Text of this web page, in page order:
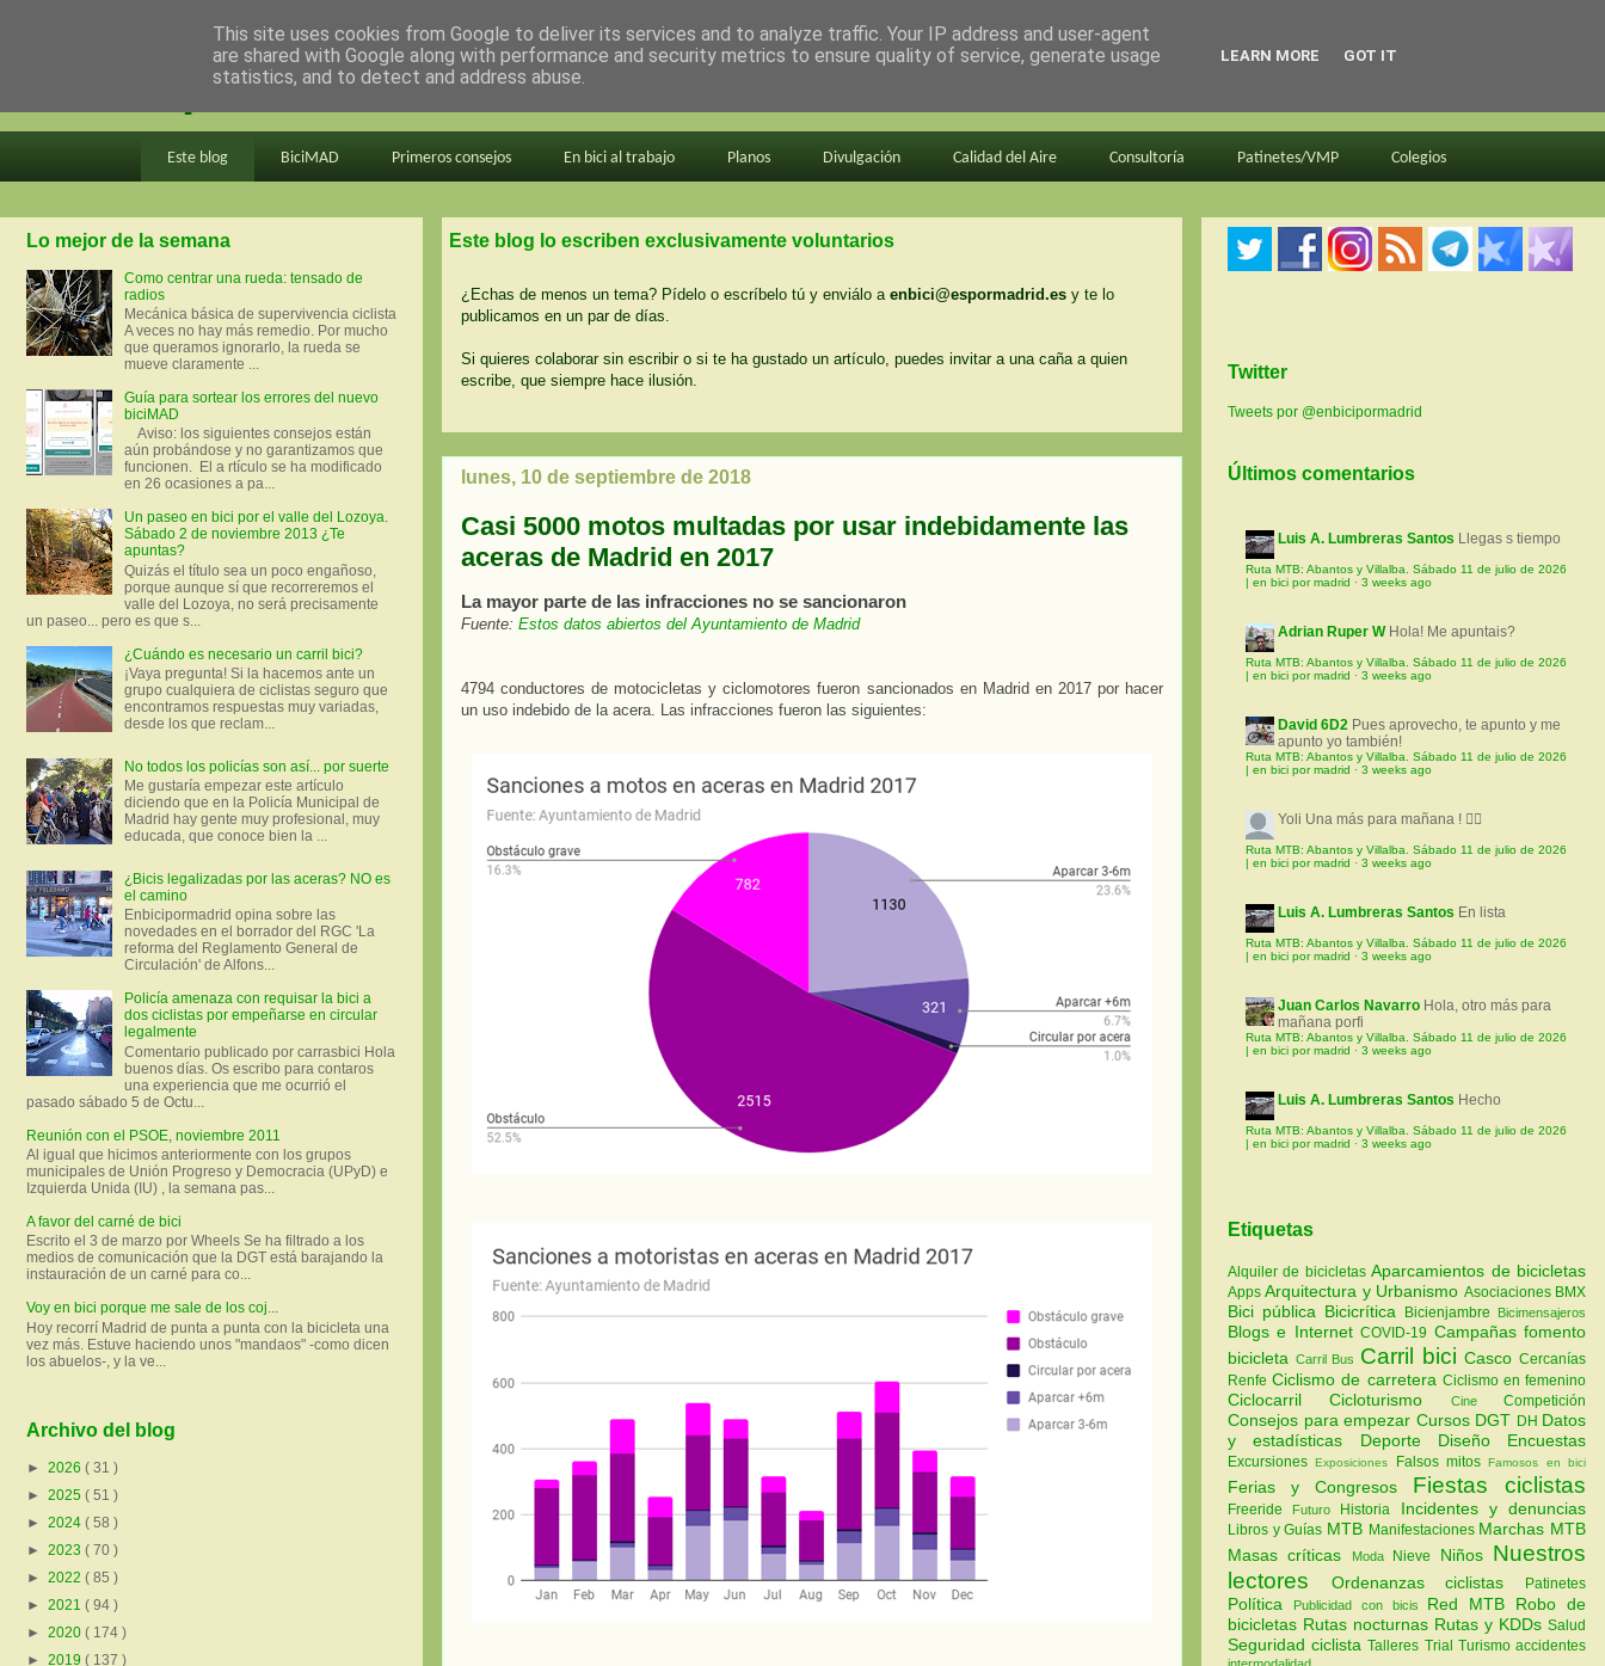
en bici por madrid
Este blog BiciMAD Primeros consejos En bici al trabajo Planos Divulgación Calidad del Aire Consultoría Patinetes/VMP Colegios
Este blog lo escriben exclusivamente voluntarios
¿Echas de menos un tema? Pídelo o escríbelo tú y enviálo a enbici@espormadrid.es y te lo
publicamos en un par de días.
Si quieres colaborar sin escribir o si te ha gustado un artículo, puedes invitar a una caña a quien
escribe, que siempre hace ilusión.
lunes, 10 de septiembre de 2018
Casi 5000 motos multadas por usar indebidamente las
aceras de Madrid en 2017
La mayor parte de las infracciones no se sancionaron
Fuente: Estos datos abiertos del Ayuntamiento de Madrid
4794 conductores de motocicletas y ciclomotores fueron sancionados en Madrid en 2017 por hacer
un uso indebido de la acera. Las infracciones fueron las siguientes:
Lo mejor de la semana
Como centrar una rueda: tensado de
radios
Mecánica básica de supervivencia ciclista
A veces no hay más remedio. Por mucho
que queramos ignorarlo, la rueda se
mueve claramente ...
Guía para sortear los errores del nuevo
biciMAD
Aviso: los siguientes consejos están
aún probándose y no garantizamos que
funcionen. El a rtículo se ha modificado
en 26 ocasiones a pa...
Un paseo en bici por el valle del Lozoya.
Sábado 2 de noviembre 2013 ¿Te
apuntas?
Quizás el título sea un poco engañoso,
porque aunque sí que recorreremos el
valle del Lozoya, no será precisamente
un paseo... pero es que s...
¿Cuándo es necesario un carril bici?
¡Vaya pregunta! Si la hacemos ante un
grupo cualquiera de ciclistas seguro que
encontramos respuestas muy variadas,
desde los que reclam...
No todos los policías son así... por suerte
Me gustaría empezar este artículo
diciendo que en la Policía Municipal de
Madrid hay gente muy profesional, muy
educada, que conoce bien la ...
¿Bicis legalizadas por las aceras? NO es
el camino
Enbicipormadrid opina sobre las
novedades en el borrador del RGC 'La
reforma del Reglamento General de
Circulación' de Alfons...
Policía amenaza con requisar la bici a
dos ciclistas por empeñarse en circular
legalmente
Comentario publicado por carrasbici Hola
buenos días. Os escribo para contaros
una experiencia que me ocurrió el
pasado sábado 5 de Octu...
Reunión con el PSOE, noviembre 2011
Al igual que hicimos anteriormente con los grupos
municipales de Unión Progreso y Democracia (UPyD) e
Izquierda Unida (IU) , la semana pas...
A favor del carné de bici
Escrito el 3 de marzo por Wheels Se ha filtrado a los
medios de comunicación que la DGT está barajando la
instauración de un carné para co...
Voy en bici porque me sale de los coj...
Hoy recorrí Madrid de punta a punta con la bicicleta una
vez más. Estuve haciendo unos "mandaos" -como dicen
los abuelos-, y la ve...
Archivo del blog
► 2026 ( 31 )
► 2025 ( 51 )
► 2024 ( 58 )
► 2023 ( 70 )
► 2022 ( 85 )
► 2021 ( 94 )
► 2020 ( 174 )
► 2019 ( 137 )
Twitter
Tweets por @enbicipormadrid
Últimos comentarios
Luis A. Lumbreras Santos Llegas s tiempo
Ruta MTB: Abantos y Villalba. Sábado 11 de julio de 2026
| en bici por madrid · 3 weeks ago
Adrian Ruper W Hola! Me apuntais?
Ruta MTB: Abantos y Villalba. Sábado 11 de julio de 2026
| en bici por madrid · 3 weeks ago
David 6D2 Pues aprovecho, te apunto y me
apunto yo también!
Ruta MTB: Abantos y Villalba. Sábado 11 de julio de 2026
| en bici por madrid · 3 weeks ago
Yoli Una más para mañana ! 🚵‍♀️
Ruta MTB: Abantos y Villalba. Sábado 11 de julio de 2026
| en bici por madrid · 3 weeks ago
Luis A. Lumbreras Santos En lista
Ruta MTB: Abantos y Villalba. Sábado 11 de julio de 2026
| en bici por madrid · 3 weeks ago
Juan Carlos Navarro Hola, otro más para
mañana porfi
Ruta MTB: Abantos y Villalba. Sábado 11 de julio de 2026
| en bici por madrid · 3 weeks ago
Luis A. Lumbreras Santos Hecho
Ruta MTB: Abantos y Villalba. Sábado 11 de julio de 2026
| en bici por madrid · 3 weeks ago
Etiquetas
Alquiler de bicicletasAparcamientos de bicicletas
AppsArquitectura y Urbanismo Asociaciones BMX
Bici pública Bicicrítica Bicienjambre Bicimensajeros
Blogs e InternetCOVID-19 Campañas fomento
bicicleta Carril Bus Carril biciCascoCercanías
RenfeCiclismo de carretera Ciclismo en femenino
CiclocarrilCicloturismo CineCompetición
Consejos para empezar Cursos DGT DH Datos
y estadísticas Deporte Diseño Encuestas
ExcursionesExposiciones Falsos mitosFamosos en bici
Ferias y Congresos Fiestas ciclistas
Freeride Futuro Historia Incidentes y denuncias
Libros y Guías MTB Manifestaciones Marchas MTB
Masas críticas
Moda Nieve Niños Nuestros
lectores
Ordenanzas ciclistas Patinetes
Política Publicidad con bicis Red MTB Robo de
bicicletas Rutas nocturnas Rutas y KDDs Salud
Seguridad ciclistaTalleres Trial Turismoaccidentes
This site uses cookies from Google to deliver its services and to analyze traffic. Your IP address and user-agent
are shared with Google along with performance and security metrics to ensure quality of service, generate usage
statistics, and to detect and address abuse.
LEARN MORE GOT IT